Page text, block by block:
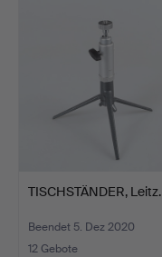
TISCHSTÄNDER, Leitz.
Beendet 5. Dez 2020
12 Gebote